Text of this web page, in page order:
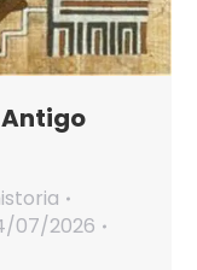
07/2026